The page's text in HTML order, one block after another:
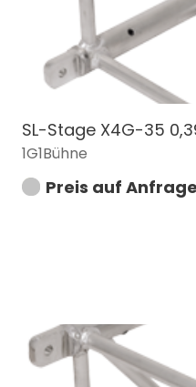
SL-Stage X4G-35
1G1Bühne
Preis auf Anfrage